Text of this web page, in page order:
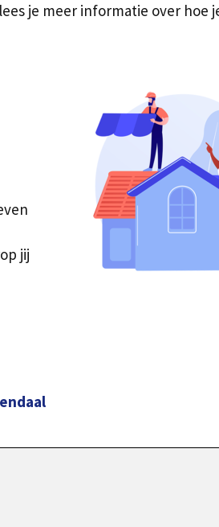
je meer informatie over hoe
jij